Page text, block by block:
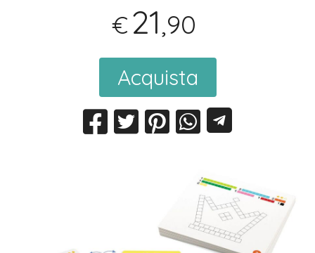
€21,90
Acquista